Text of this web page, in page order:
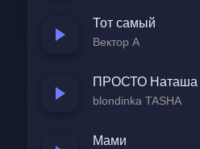
Тот самый
Вектор А
ПРОСТО Наташа
blondinka TASHA
Мами